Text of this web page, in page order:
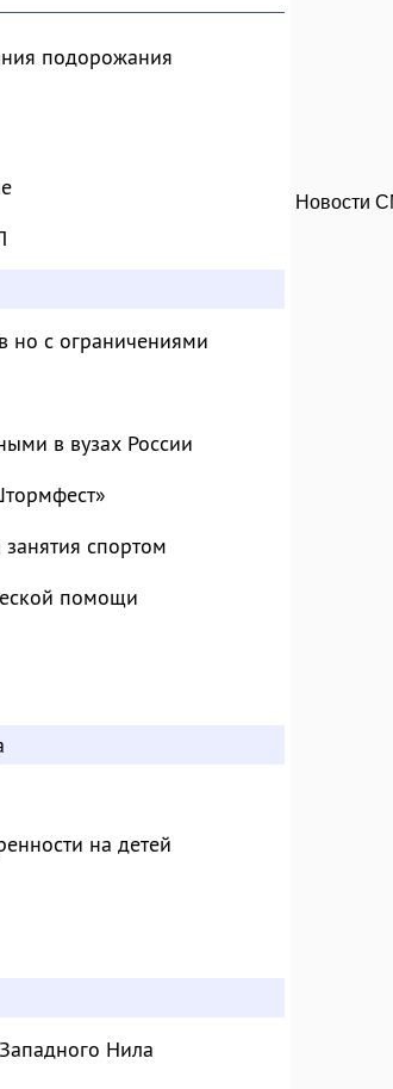
подорожания
но с ограничениями
в вузах России
спортом
помощи
на детей
Нила
Новости